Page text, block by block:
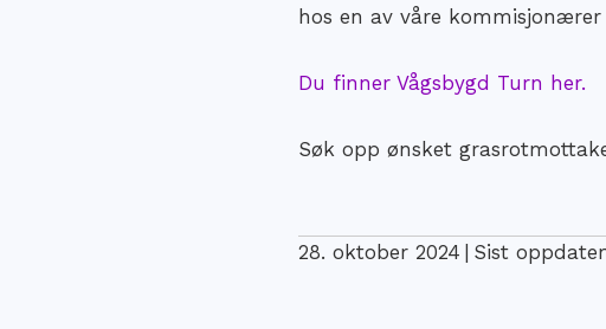
hos en av våre
Du finner Vågsbygd Turn her.
Søk opp ønsket
28. oktober 2024 Sist